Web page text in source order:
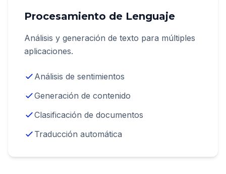
Procesamiento de Lenguaje
Análisis y generación de texto para múltiples
aplicaciones.
Análisis de sentimientos
Generación de contenido
Clasificación de documentos
Traducción automática